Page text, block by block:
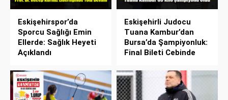
Eskişehirspor’da
Sporcu Sağlığı Emin
Ellerde: Sağlık Heyeti
Açıklandı
Eskişehirli Judocu
Tuana Kambur’dan
Bursa’da Şampiyonluk:
Final Bileti Cebinde